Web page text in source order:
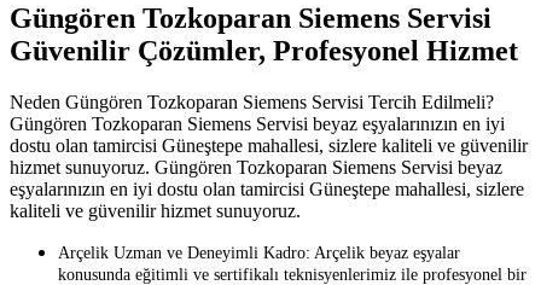
Güngören Tozkoparan Siemens Servisi
Güvenilir Çözümler, Profesyonel Hizmet
Neden Güngören Tozkoparan Siemens Servisi Tercih Edilmeli?
Güngören Tozkoparan Siemens Servisi beyaz eşyalarınızın en iyi
dostu olan tamircisi Güneştepe mahallesi, sizlere kaliteli ve güvenilir
hizmet sunuyoruz. Güngören Tozkoparan Siemens Servisi beyaz
eşyalarınızın en iyi dostu olan tamircisi Güneştepe mahallesi, sizlere
kaliteli ve güvenilir hizmet sunuyoruz.
Arçelik Uzman ve Deneyimli Kadro: Arçelik beyaz eşyalar
konusunda eğitimli ve sertifikalı teknisyenlerimiz ile profesyonel bir